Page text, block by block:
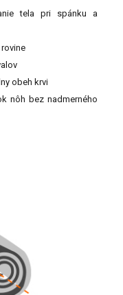
tela pri spánku a
obeh krvi
nôh bez nadmerného